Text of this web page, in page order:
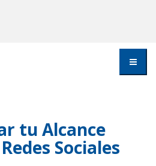
tu Alcance
Sociales